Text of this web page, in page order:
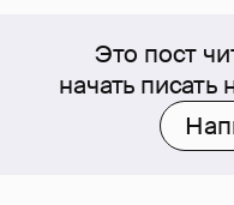
Это пост
начать